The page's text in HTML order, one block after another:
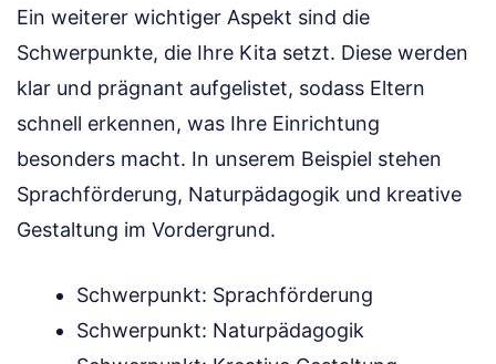
Ein weiterer wichtiger Aspekt sind die
Schwerpunkte, die Ihre Kita setzt. Diese werden
klar und prägnant aufgelistet, sodass Eltern
schnell erkennen, was Ihre Einrichtung
besonders macht. In unserem Beispiel stehen
Sprachförderung, Naturpädagogik und kreative
Gestaltung im Vordergrund.
Schwerpunkt: Sprachförderung
Schwerpunkt: Naturpädagogik